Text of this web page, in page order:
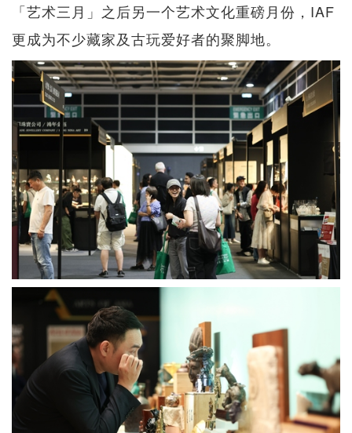
「艺术三月」之后另一个艺术文化重磅月份，IAF
更成为不少藏家及古玩爱好者的聚脚地。